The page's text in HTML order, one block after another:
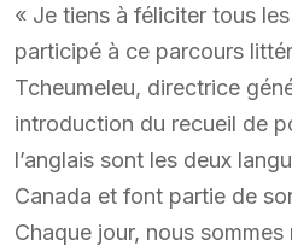
« Je tiens à féliciter tous
participé à ce parcours
Tcheumeleu, directrice
introduction du recueil de
l’anglais sont les deux
Canada et font partie de
Chaque jour, nous